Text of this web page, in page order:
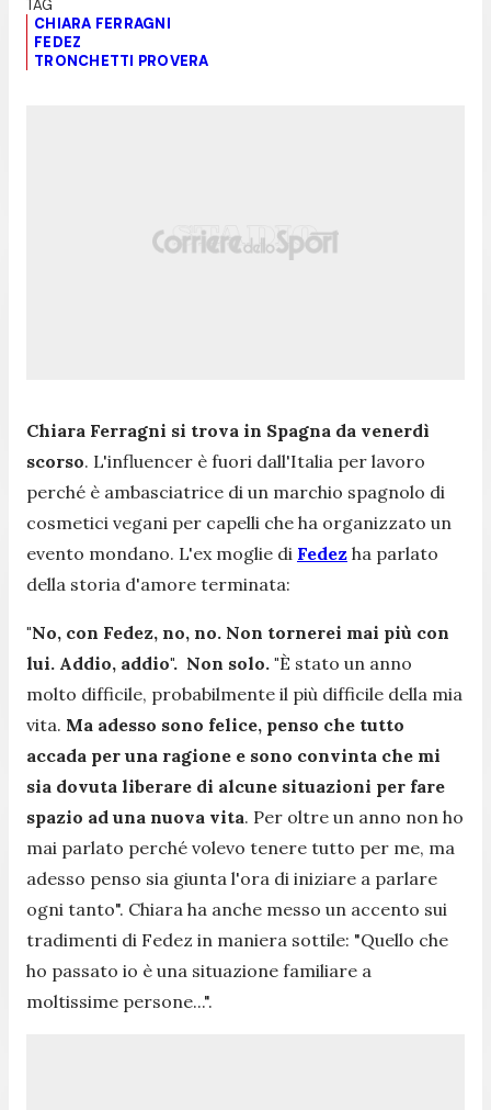
CHIARA FERRAGNI
FEDEZ
TRONCHETTI PROVERA
Chiara Ferragni si trova in Spagna da venerdì
scorso. L'influencer è fuori dall'Italia per lavoro
perché è ambasciatrice di un marchio spagnolo di
cosmetici vegani per capelli che ha organizzato un
evento mondano. L'ex moglie di Fedez ha parlato
della storia d'amore terminata:
"No, con Fedez, no, no. Non tornerei mai più con
lui. Addio, addio". Non solo. "È stato un anno
molto difficile, probabilmente il più difficile della mia
vita. Ma adesso sono felice, penso che tutto
accada per una ragione e sono convinta che mi
sia dovuta liberare di alcune situazioni per fare
spazio ad una nuova vita. Per oltre un anno non ho
mai parlato perché volevo tenere tutto per me, ma
adesso penso sia giunta l'ora di iniziare a parlare
ogni tanto". Chiara ha anche messo un accento sui
tradimenti di Fedez in maniera sottile: "Quello che
ho passato io è una situazione familiare a
moltissime persone...".